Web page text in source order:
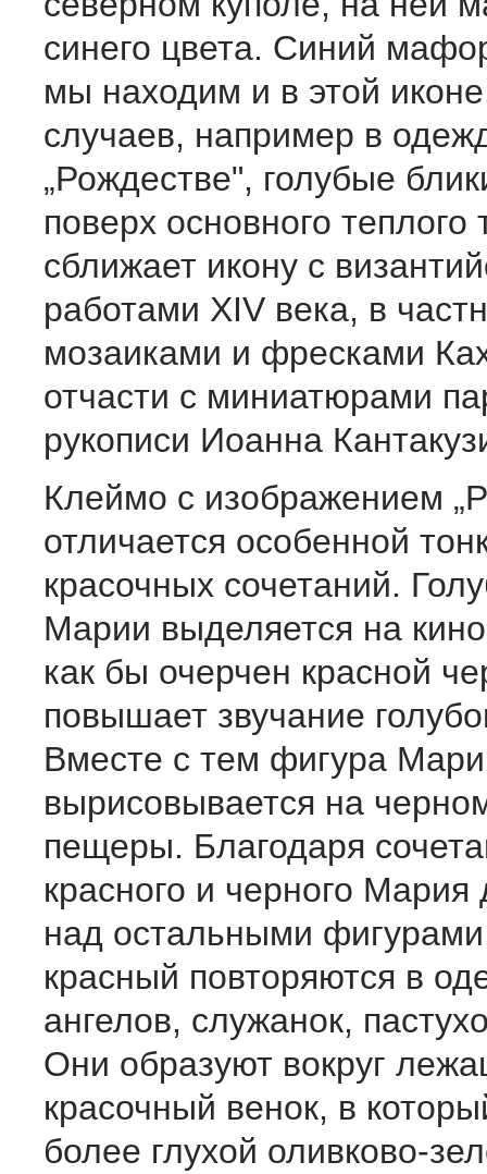
синего цвета. Синий
мы находим и в этой
случаев, например в
„Рождестве", голубые
поверх основного теплого
сближает икону с
работами XIV века, в
мозаиками и фресками
отчасти с миниатюрами
рукописи Иоанна
Клеймо с изображением
отличается особенной
красочных сочетаний.
Марии выделяется на
как бы очерчен красной
повышает звучание
Вместе с тем фигура
вырисовывается на
пещеры. Благодаря
красного и черного Мария
над остальными
красный повторяются в
ангелов, служанок,
Они образуют вокруг
красочный венок, в
более глухой оливково-